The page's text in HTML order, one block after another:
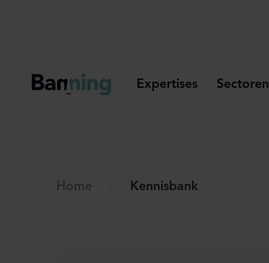
Expertises Sectoren
Home Kennisbank